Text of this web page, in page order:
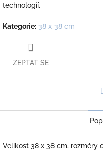
technologií.
Kategorie: 38 x 38 cm
ZEPTAT SE
Velikost 38 x 38 cm, rozměry